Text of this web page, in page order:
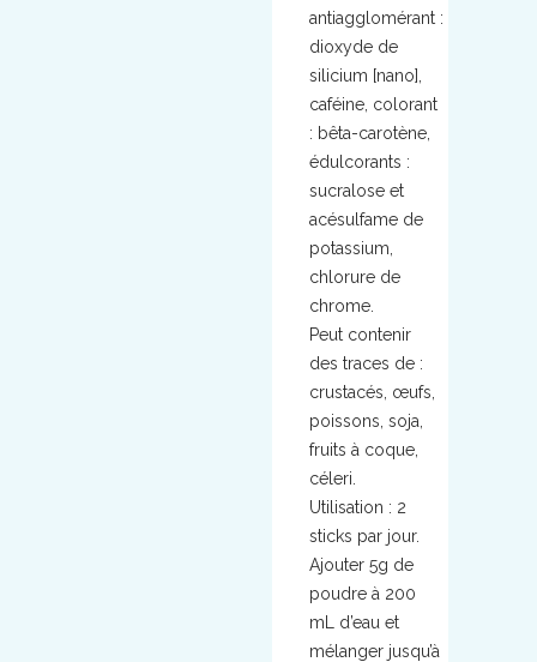
antiagglomérant :
dioxyde de
silicium [nano],
caféine, colorant
: bêta-carotène,
édulcorants :
sucralose et
acésulfame de
potassium,
chlorure de
chrome.
Peut contenir
des traces de :
crustacés, œufs,
poissons, soja,
fruits à coque,
céleri.
Utilisation : 2
sticks par jour.
Ajouter 5g de
poudre à 200
mL d’eau et
mélanger jusqu’à